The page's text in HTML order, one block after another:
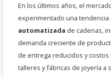
En los últimos años, el
experimentado una tendencia
automatizada de cadenas,
demanda creciente de
de entrega reducidos y costos
talleres y fábricas de joyería a